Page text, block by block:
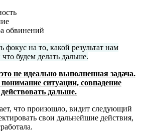
обвинений
фокус на то, какой результат нам
будем делать дальше.
не идеально выполненная задача.
ситуации, совпадение
дальше.
что произошло, видит следующий
свои дальнейшие действия,